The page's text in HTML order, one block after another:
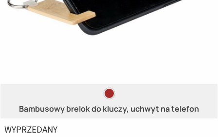
Bambusowy brelok do kluczy, uchwyt na telefon
WYPRZEDANY